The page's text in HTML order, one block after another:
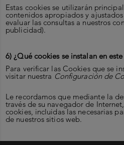
Estas cookies se utilizarán
contenidos apropiados y
evaluar las consultas a nuestros
publicidad).
6) ¿Qué cookies se instalan en
Para verificar las Cookies que se
visitar nuestra Configuración de
Le recordamos que mediante la
través de su navegador de
cookies, incluidas las necesarias
de nuestros sitios web.